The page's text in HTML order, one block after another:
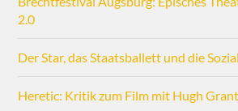
2.0
Der Star, das Staatsballett und die
Heretic: Kritik zum Film mit Hugh Grant